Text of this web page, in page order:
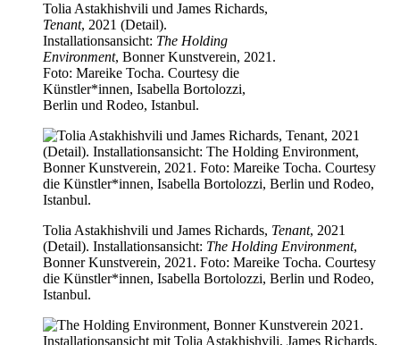
Tolia Astakhishvili und James Richards,
Tenant, 2021 (Detail).
Installationsansicht: The Holding
Environment, Bonner Kunstverein, 2021.
Foto: Mareike Tocha. Courtesy die
Künstler*innen, Isabella Bortolozzi,
Berlin und Rodeo, Istanbul.
Tolia Astakhishvili und James Richards, Tenant, 2021
(Detail). Installationsansicht: The Holding Environment,
Bonner Kunstverein, 2021. Foto: Mareike Tocha. Courtesy
die Künstler*innen, Isabella Bortolozzi, Berlin und Rodeo,
Istanbul.